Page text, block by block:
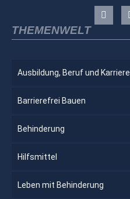
THEMENWELT
Ausbildung, Beruf und Karriere
Barrierefrei Bauen
Behinderung
Hilfsmittel
Leben mit Behinderung